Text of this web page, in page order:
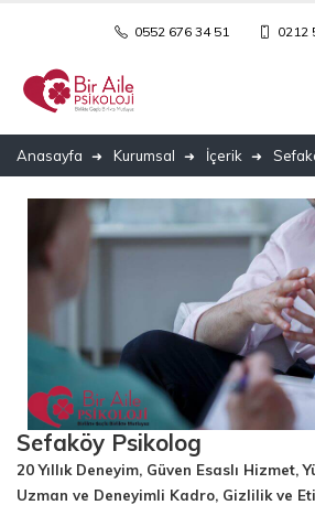
0552 676 34 51 0212
Anasayfa Kurumsal İçerik
Sefaköy Psikolog
20 Yıllık Deneyim, Güven Esaslı Hizmet,
Uzman ve Deneyimli Kadro, Gizlilik ve